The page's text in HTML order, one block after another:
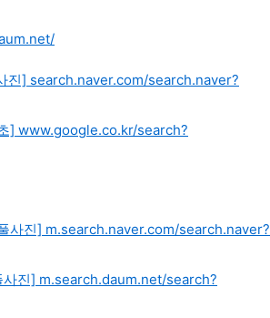
진] search.naver.com/search.naver?
] www.google.co.kr/search?
사진] m.search.naver.com/search.naver?
사진] m.search.daum.net/search?